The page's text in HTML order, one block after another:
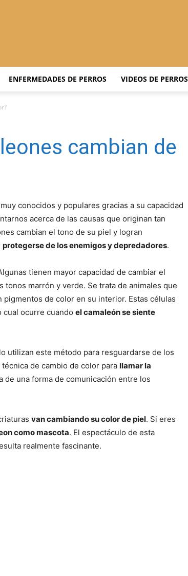
Adiestrar
ENFERMEDADES DE PERROS VIDEOS DE PERROS
cambian de
conocidos y populares gracias a su capacidad
acerca de las causas que originan tan
cambian el tono de su piel y logran
protegerse de los enemigos y depredadores.
tienen mayor capacidad de cambiar el
marrón y verde. Se trata de animales que
de color en su interior. Estas células
cual ocurre cuando el camaleón se siente
utilizan este método para resguardarse de los
de cambio de color para llamar la
de una forma de comunicación entre los
van cambiando su color de piel. Si eres
como mascota. El espectáculo de esta
realmente fascinante.